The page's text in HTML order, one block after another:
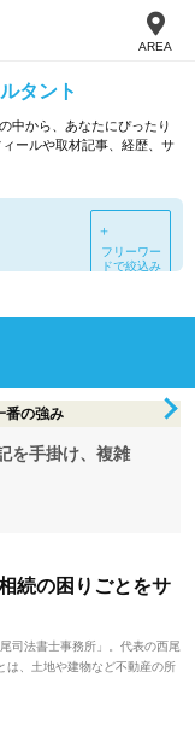
AREA
タント
中から、あなたにぴったり
ールや取材記事、経歴、サ
＋
フリーワー
ドで絞込み
番の強み
を手掛け、複雑
続の困りごとをサ
司法書士事務所」。代表の西尾
は、土地や建物など不動産の所